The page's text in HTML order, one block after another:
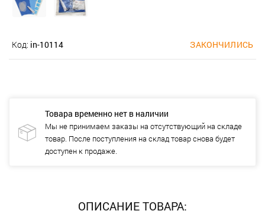
Код: in-10114 ЗАКОНЧИЛИСЬ
Товара временно нет в наличии
Мы не принимаем заказы на отсутствующий на складе
товар. После поступления на склад товар снова будет
доступен к продаже.
ОПИСАНИЕ ТОВАРА: